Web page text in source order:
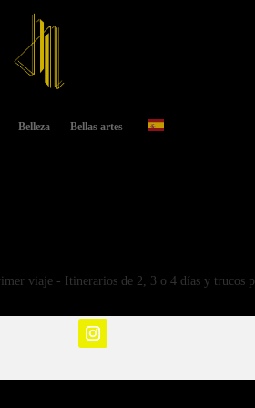
Belleza Bellas artes
viaje - Itinerarios de 2, 3 o 4 días y trucos